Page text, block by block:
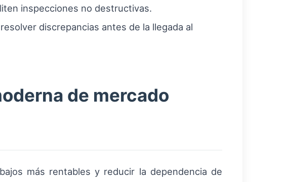
inspecciones no destructivas.
discrepancias antes de la llegada al
de mercado
más rentables y reducir la dependencia de